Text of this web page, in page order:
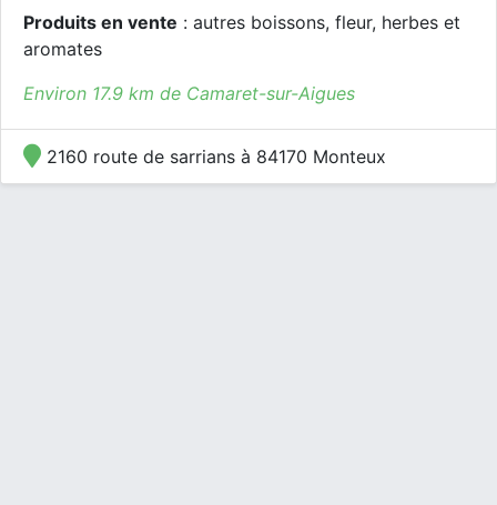
Produits en vente : autres boissons, fleur, herbes et
aromates
Environ 17.9 km de Camaret-sur-Aigues
2160 route de sarrians à 84170 Monteux